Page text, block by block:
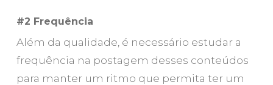
#2 Frequência
Além da qualidade, é necessário estudar a
frequência na postagem desses conteúdos
para manter um ritmo que permita ter um